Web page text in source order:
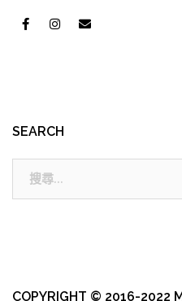
SEARCH
COPYRIGHT © 2016-2022